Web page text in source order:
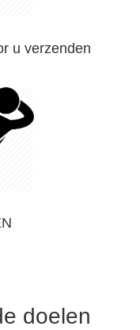
u verzenden
doelen